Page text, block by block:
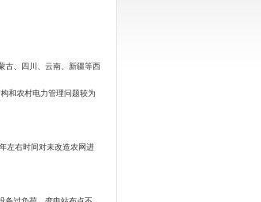
、四川、云南、新疆等西
和农村电力管理问题较为
年左右时间对未改造农网进